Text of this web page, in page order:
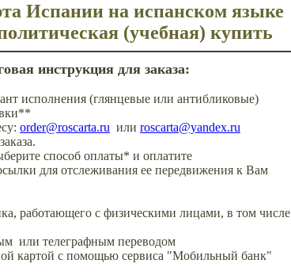
Испании на испанском языке
(учебная) купить
инструкция для заказа:
исполнения (глянцевые или антибликовые)
order@roscarta.ru или roscarta@yandex.ru
способ оплаты* и оплатите
для отслеживания ее передвижения к Вам
работающего с физическими лицами, в том числе
или телеграфным переводом
картой с помощью сервиса "Мобильный банк"